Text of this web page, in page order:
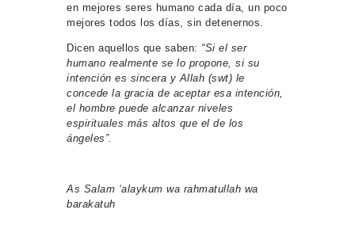
en mejores seres humano cada día, un poco
mejores todos los días, sin detenernos.
Dicen aquellos que saben: “Si el ser
humano realmente se lo propone, si su
intención es sincera y Allah (swt) le
concede la gracia de aceptar esa intención,
el hombre puede alcanzar niveles
espirituales más altos que el de los
ángeles”.
As Salam ‘alaykum wa rahmatullah wa
barakatuh